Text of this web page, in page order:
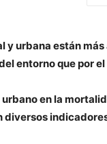
y urbana están
entorno que por
en la
diversos